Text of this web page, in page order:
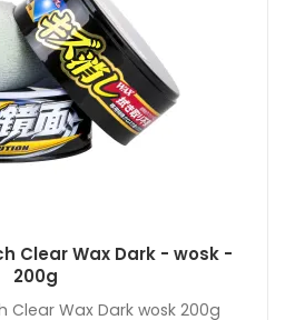
Clear Wax Dark - wosk -
200g
Clear Wax Dark wosk 200g